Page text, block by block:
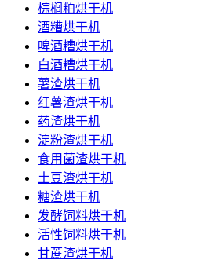
棕榈粕烘干机
酒糟烘干机
啤酒糟烘干机
白酒糟烘干机
薯渣烘干机
红薯渣烘干机
药渣烘干机
淀粉渣烘干机
食用菌渣烘干机
土豆渣烘干机
糖渣烘干机
发酵饲料烘干机
活性饲料烘干机
甘蔗渣烘干机